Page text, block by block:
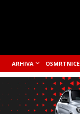
ARHIVA OSMRTNICE